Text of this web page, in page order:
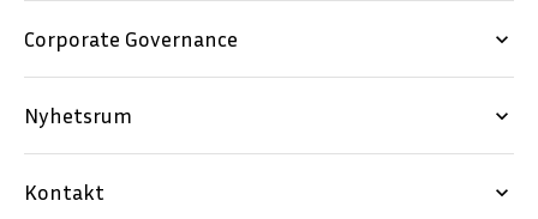
Corporate Governance keyboard_arrow_down
Nyhetsrum keyboard_arrow_down
Kontakt keyboard_arrow_down